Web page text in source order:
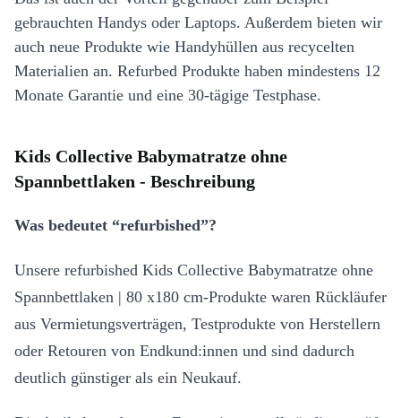
gebrauchten Handys oder Laptops. Außerdem bieten wir
auch neue Produkte wie Handyhüllen aus recycelten
Materialien an. Refurbed Produkte haben mindestens 12
Monate Garantie und eine 30-tägige Testphase.
Kids Collective Babymatratze ohne
Spannbettlaken - Beschreibung
Was bedeutet “refurbished”?
Unsere refurbished Kids Collective Babymatratze ohne
Spannbettlaken | 80 x180 cm-Produkte waren Rückläufer
aus Vermietungsverträgen, Testprodukte von Herstellern
oder Retouren von Endkund:innen und sind dadurch
deutlich günstiger als ein Neukauf.